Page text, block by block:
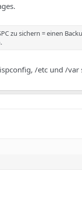
zu sichern = einen
/etc und /var